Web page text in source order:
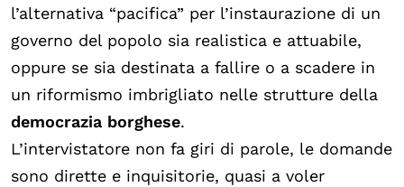
l’alternativa “pacifica” per l’instaurazione di un
governo del popolo sia realistica e attuabile,
oppure se sia destinata a fallire o a scadere in
un riformismo imbrigliato nelle strutture della
democrazia borghese.
L’intervistatore non fa giri di parole, le domande
sono dirette e inquisitorie, quasi a voler